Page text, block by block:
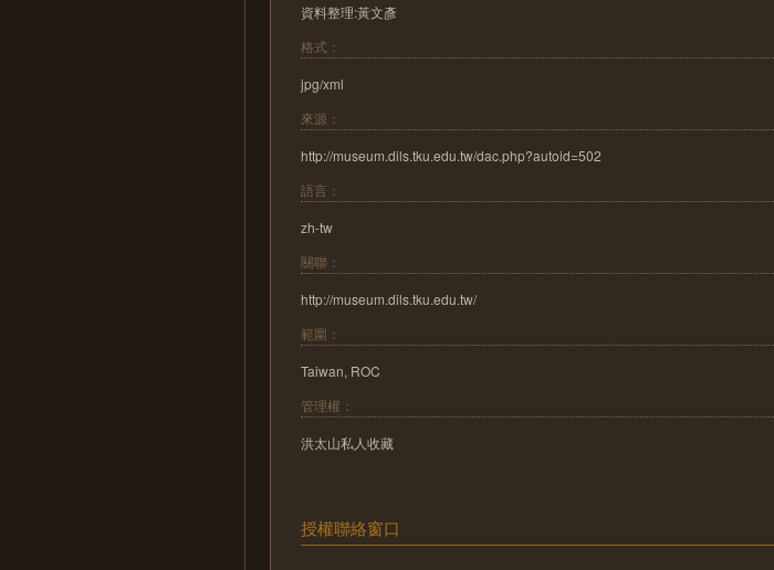
資料整理:黃文彥
格式：
jpg/xml
來源：
http://museum.dils.tku.edu.tw/dac.php?autoid=502
語言：
zh-tw
關聯：
http://museum.dils.tku.edu.tw/
範圍：
Taiwan, ROC
管理權：
洪太山私人收藏
授權聯絡窗口